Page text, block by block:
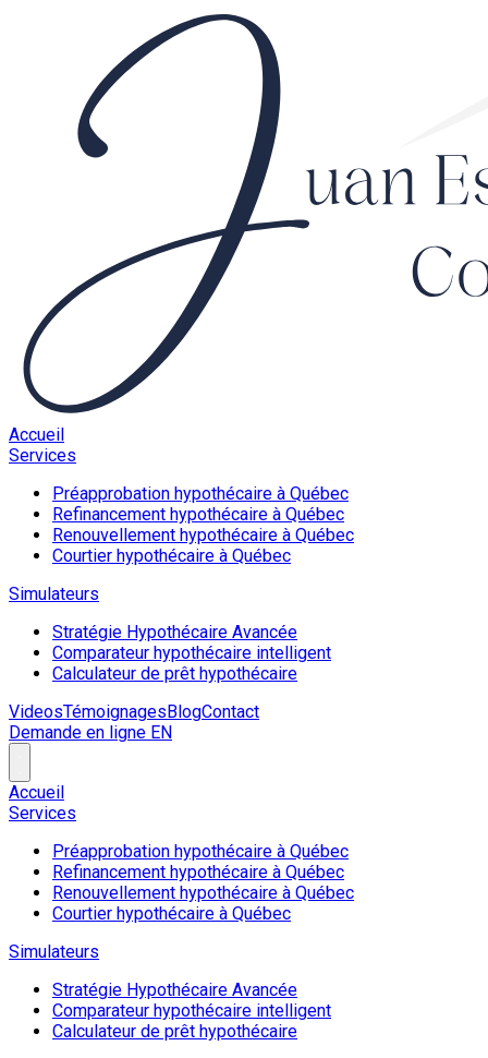
Accueil
Services
Préapprobation hypothécaire à Québec
Refinancement hypothécaire à Québec
Renouvellement hypothécaire à Québec
Courtier hypothécaire à Québec
Simulateurs
Stratégie Hypothécaire Avancée
Comparateur hypothécaire intelligent
Calculateur de prêt hypothécaire
VideosTémoignagesBlogContact
Demande en ligne EN
Accueil
Services
Préapprobation hypothécaire à Québec
Refinancement hypothécaire à Québec
Renouvellement hypothécaire à Québec
Courtier hypothécaire à Québec
Simulateurs
Stratégie Hypothécaire Avancée
Comparateur hypothécaire intelligent
Calculateur de prêt hypothécaire